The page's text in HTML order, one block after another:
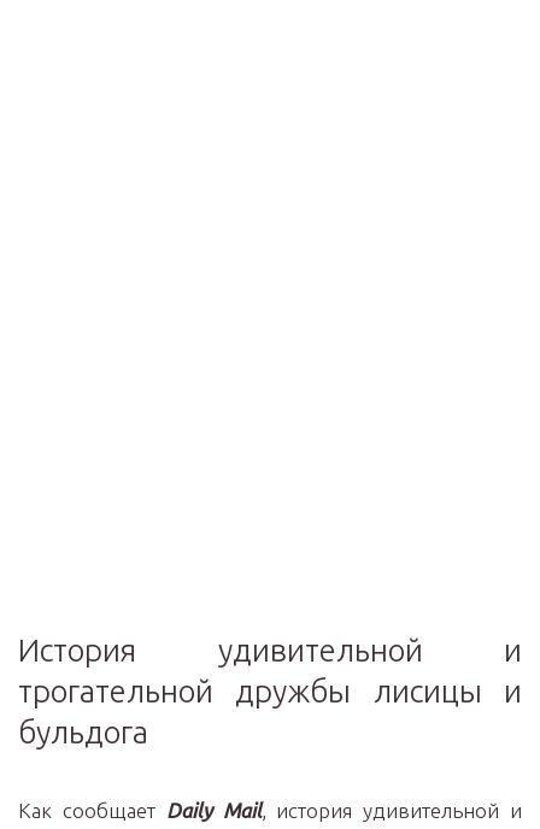
История удивительной и
трогательной дружбы лисицы и
бульдога
Как сообщает Daily Mail, история удивительной и